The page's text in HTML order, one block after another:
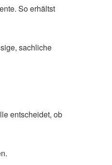
So erhältst
sachliche
entscheidet, ob